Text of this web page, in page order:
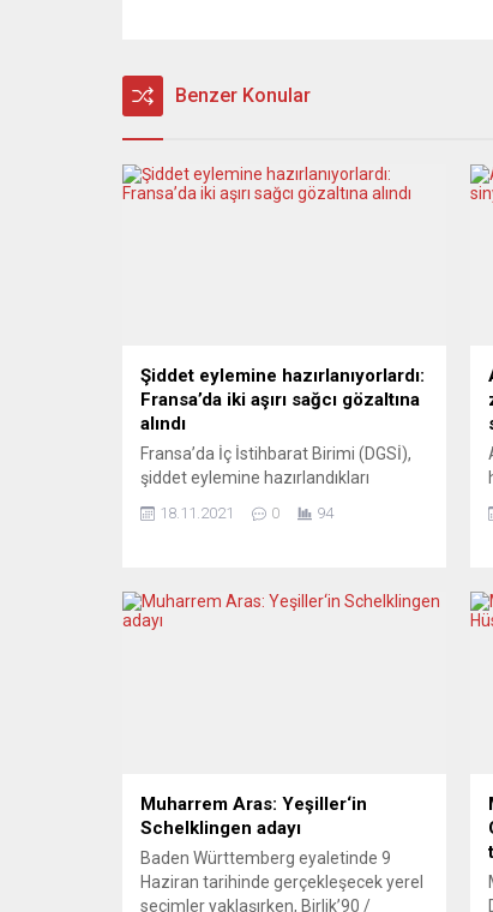
Benzer Konular
Şiddet eylemine hazırlanıyorlardı:
Fransa’da iki aşırı sağcı gözaltına
alındı
Fransa’da İç İstihbarat Birimi (DGSİ),
şiddet eylemine hazırlandıkları
gerekçesiyle iki aşırı sağcıyı gözaltına
aldı. CNews’in haberine göre, DGSİ
oldukları fark edilen iki şüpheli,
Fransa’nın güneybatısındaki iki ilde
18.11.2021 0 94
Muharrem Aras: Yeşiller‘in
Schelklingen adayı
Baden Württemberg eyaletinde 9
Haziran tarihinde gerçekleşecek yerel
seçimler yaklaşırken, Birlik’90 /